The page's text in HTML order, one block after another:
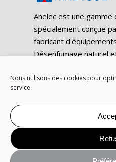
Nous utilisons des cookies pour
service.
Anelec est une gamme
spécialement conçue
fabricant
Désenfumage naturel
Retrouvez
Conditions générales de